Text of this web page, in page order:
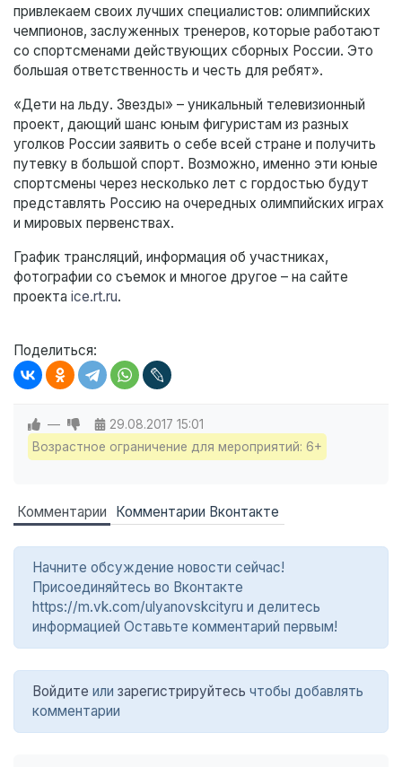
привлекаем своих лучших специалистов: олимпийских
чемпионов, заслуженных тренеров, которые работают
со спортсменами действующих сборных России. Это
большая ответственность и честь для ребят».
«Дети на льду. Звезды» – уникальный телевизионный
проект, дающий шанс юным фигуристам из разных
уголков России заявить о себе всей стране и получить
путевку в большой спорт. Возможно, именно эти юные
спортсмены через несколько лет с гордостью будут
представлять Россию на очередных олимпийских играх
и мировых первенствах.
График трансляций, информация об участниках,
фотографии со съемок и многое другое – на сайте
проекта ice.rt.ru.
Поделиться:
— 29.08.2017 15:01
Возрастное ограничение для мероприятий: 6+
Комментарии Комментарии Вконтакте
Начните обсуждение новости сейчас!
Присоединяйтесь во Вконтакте
https://m.vk.com/ulyanovskcityru и делитесь
информацией Оставьте комментарий первым!
Войдите или зарегистрируйтесь чтобы добавлять
комментарии